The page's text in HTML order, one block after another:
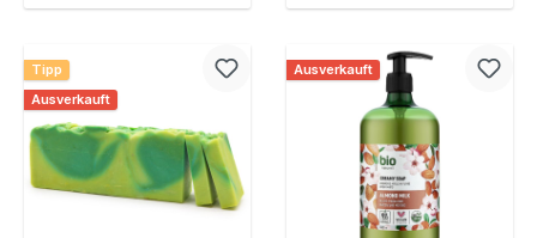
Tipp
Ausverkauft
Ausverkauft